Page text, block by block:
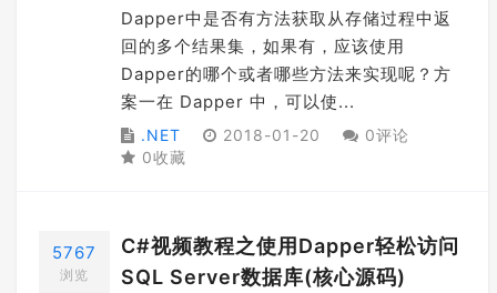
Dapper中是否有方法获取从存储过程中返
回的多个结果集，如果有，应该使用
Dapper的哪个或者哪些方法来实现呢？方
案一在 Dapper 中，可以使...
.NET 2018-01-20
0评论
0收藏
5767
浏览
C#视频教程之使用Dapper轻松访问
SQL Server数据库(核心源码)